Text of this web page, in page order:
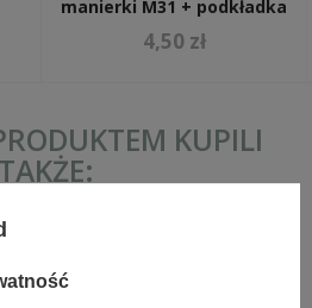
manierki M31 + podkładka
4,50 zł
KUPILI
TAKŻE: